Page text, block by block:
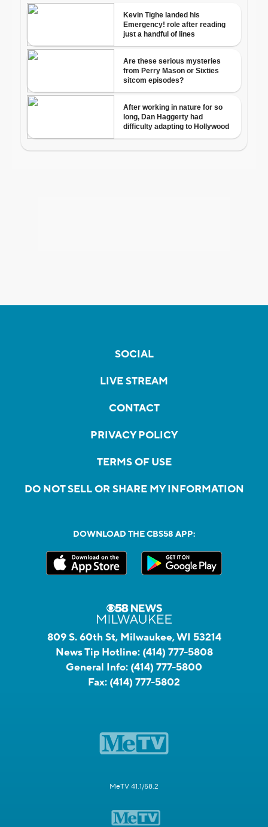
SOCIAL
LIVE STREAM
CONTACT
PRIVACY POLICY
TERMS OF USE
DO NOT SELL OR SHARE MY INFORMATION
DOWNLOAD THE CBS58 APP:
809 S. 60th St, Milwaukee, WI 53214
News Tip Hotline: (414) 777-5808
General Info: (414) 777-5800
Fax: (414) 777-5802
MeTV 41.1/58.2